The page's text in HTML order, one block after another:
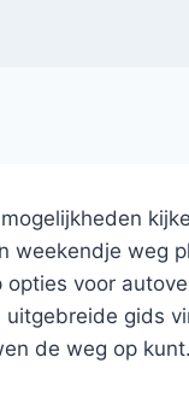
voor
gids
de weg op kunt.